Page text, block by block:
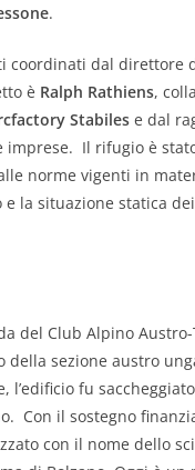
.
coordinati dal direttore
è Ralph Rathiens,
Stabiles e dal
imprese. Il rifugio è
norme vigenti in
la situazione statica
del Club Alpino Austro-
sezione austro
fu
Con il sostegno
con il nome dello